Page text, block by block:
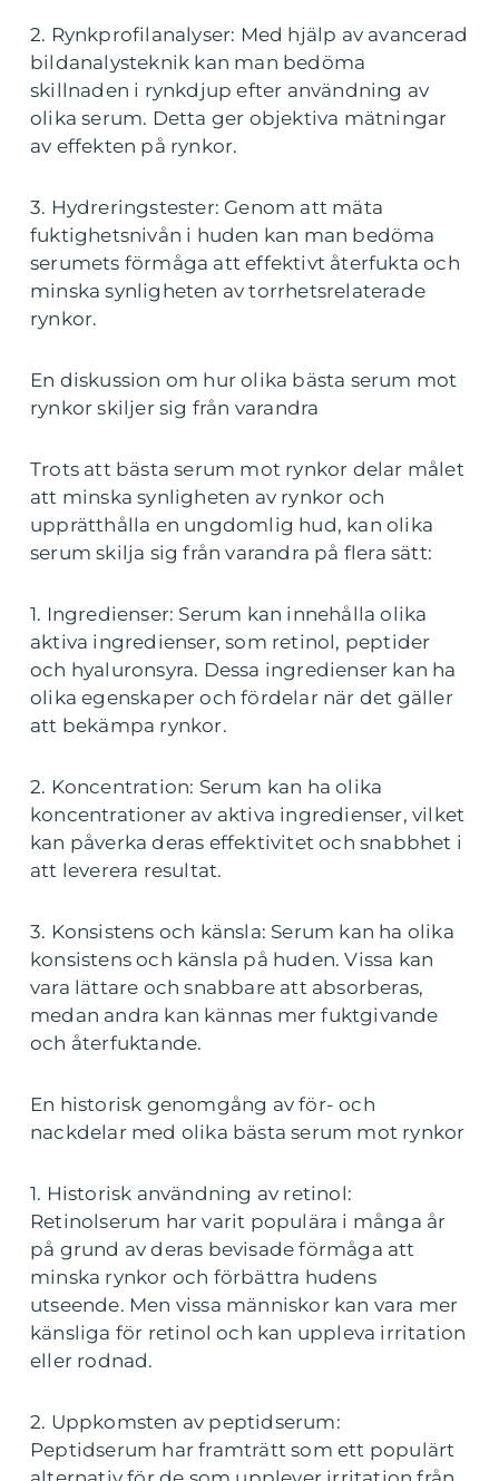
2. Rynkprofilanalyser: Med hjälp av avancerad
bildanalysteknik kan man bedöma
skillnaden i rynkdjup efter användning av
olika serum. Detta ger objektiva mätningar
av effekten på rynkor.
3. Hydreringstester: Genom att mäta
fuktighetsnivån i huden kan man bedöma
serumets förmåga att effektivt återfukta och
minska synligheten av torrhetsrelaterade
rynkor.
En diskussion om hur olika bästa serum mot
rynkor skiljer sig från varandra
Trots att bästa serum mot rynkor delar målet
att minska synligheten av rynkor och
upprätthålla en ungdomlig hud, kan olika
serum skilja sig från varandra på flera sätt:
1. Ingredienser: Serum kan innehålla olika
aktiva ingredienser, som retinol, peptider
och hyaluronsyra. Dessa ingredienser kan ha
olika egenskaper och fördelar när det gäller
att bekämpa rynkor.
2. Koncentration: Serum kan ha olika
koncentrationer av aktiva ingredienser, vilket
kan påverka deras effektivitet och snabbhet i
att leverera resultat.
3. Konsistens och känsla: Serum kan ha olika
konsistens och känsla på huden. Vissa kan
vara lättare och snabbare att absorberas,
medan andra kan kännas mer fuktgivande
och återfuktande.
En historisk genomgång av för- och
nackdelar med olika bästa serum mot rynkor
1. Historisk användning av retinol:
Retinolserum har varit populära i många år
på grund av deras bevisade förmåga att
minska rynkor och förbättra hudens
utseende. Men vissa människor kan vara mer
känsliga för retinol och kan uppleva irritation
eller rodnad.
2. Uppkomsten av peptidserum:
Peptidserum har framträtt som ett populärt